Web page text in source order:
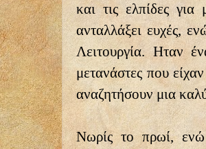
και τις ελπίδες
ανταλλάξει ευχές,
Λειτουργία. Ηταν
μετανάστες που
αναζητήσουν μια
Νωρίς το πρωί, ενώ